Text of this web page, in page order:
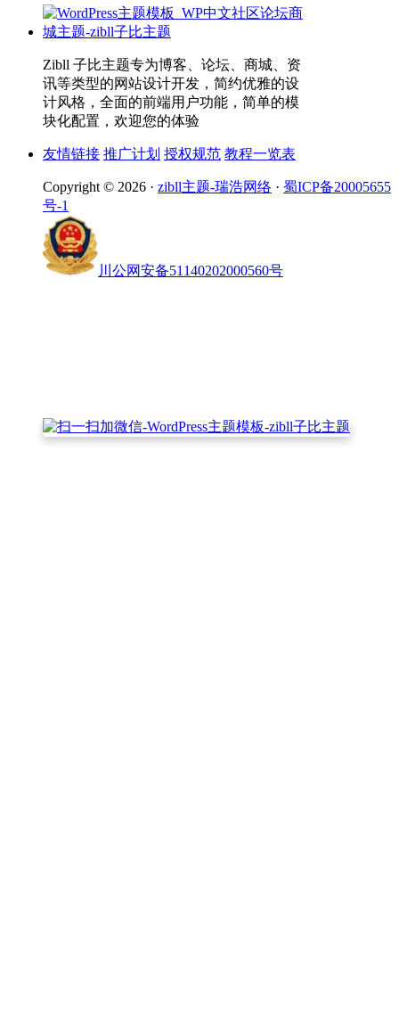
Zibll 子比主题专为博客、论坛、商城、资
讯等类型的网站设计开发，简约优雅的设
计风格，全面的前端用户功能，简单的模
块化配置，欢迎您的体验
友情链接 推广计划 授权规范 教程一览表
Copyright © 2026 · zibll主题-瑞浩网络 · 蜀ICP备20005655
号-1
川公网安备51140202000560号